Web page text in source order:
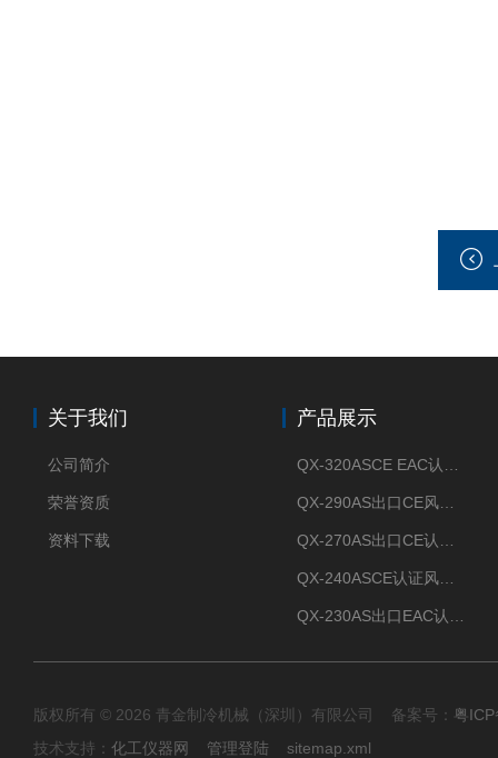
关于我们
公司简介
荣誉资质
资料下载
产品展示
版权所有 © 2026 青金制冷机械（深圳）有限公司 备案号： 粤
技术支持： 化工仪器网 管理登陆 sitemap.xml